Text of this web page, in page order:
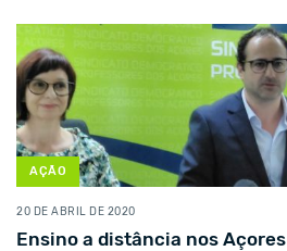
AÇÃO
20 DE ABRIL DE 2020
Ensino a distância nos Açores